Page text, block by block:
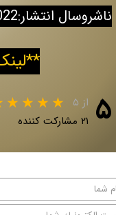
ناشروسال انتشار:PR2022
**
۵ از ۵
۲۱ مشارکت کننده